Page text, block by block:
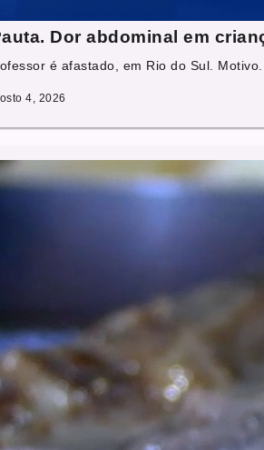
Dor abdominal em
é afastado, em Rio do Sul.
4, 2026